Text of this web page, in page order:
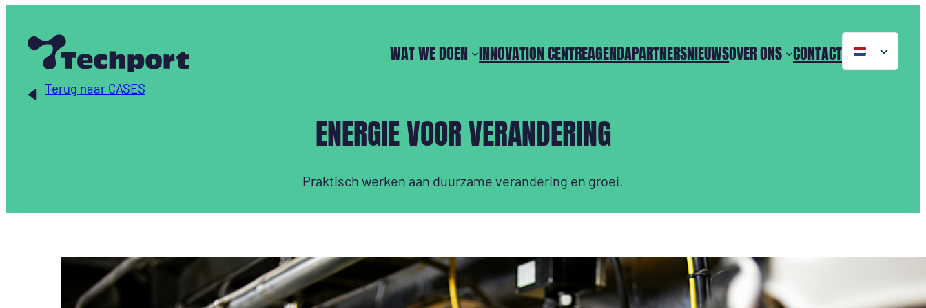
WAT WE DOEN INNOVATION CENTREAGENDAPARTNERSNIEUWSOVER ONS CONTACT
Terug naar CASES
ENERGIE VOOR VERANDERING
Praktisch werken aan duurzame verandering en groei.